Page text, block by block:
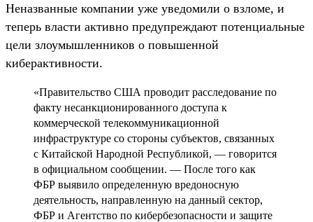
Неназванные компании уже уведомили о взломе, и
теперь власти активно предупреждают потенциальные
цели злоумышленников о повышенной
киберактивности.
«Правительство США проводит расследование по
факту несанкционированного доступа к
коммерческой телекоммуникационной
инфраструктуре со стороны субъектов, связанных
с Китайской Народной Республикой, — говорится
в официальном сообщении. — После того как
ФБР выявило определенную вредоносную
деятельность, направленную на данный сектор,
ФБР и Агентство по кибербезопасности и защите